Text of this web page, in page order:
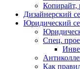
Копирайт,
Дизайнерский
Юридический
Спец.
Как